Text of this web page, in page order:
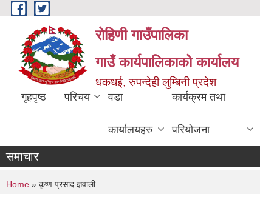
Skip to main content
रोहिणी गाउँपालिका
गाउँ कार्यपालिकाको कार्यालय
धकधई, रुपन्देही लुम्बिनी प्रदेश
गृहपृष्ठ परिचय वडा
कार्यालयहरु
कार्यक्रम तथा
परियोजना
समाचार
You are here
Home » कृष्ण प्रसाद ज्ञवाली